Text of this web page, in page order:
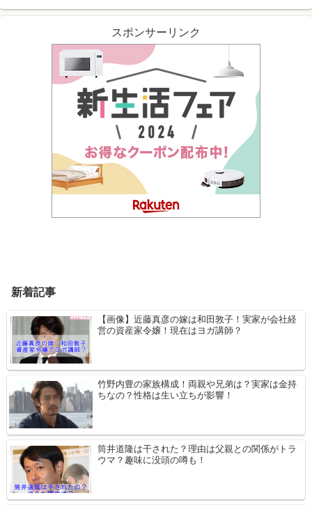
スポンサーリンク
新着記事
【画像】近藤真彦の嫁は和田敦子！実家が会社経
営の資産家令嬢！現在はヨガ講師？
竹野内豊の家族構成！両親や兄弟は？実家は金持
ちなの？性格は生い立ちが影響！
筒井道隆は干された？理由は父親との関係がトラ
ウマ？趣味に没頭の噂も！